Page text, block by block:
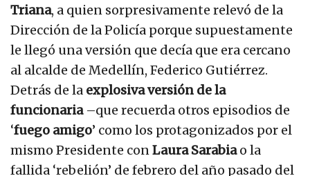
Triana, a quien sorpresivamente relevó de la
Dirección de la Policía porque supuestamente
le llegó una versión que decía que era cercano
al alcalde de Medellín, Federico Gutiérrez.
Detrás de la explosiva versión de la
funcionaria–que recuerda otros episodios de
‘fuego amigo’ como los protagonizados por el
mismo Presidente conLaura Sarabiao la
fallida ‘rebelión’ de febrero del año pasado del